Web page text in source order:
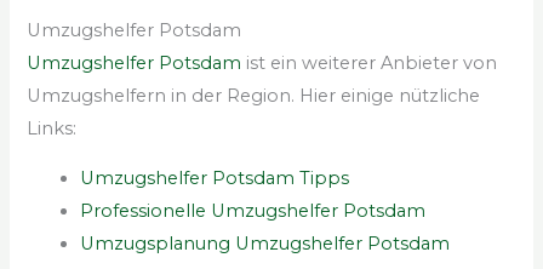
Umzugshelfer Potsdam
Umzugshelfer Potsdam ist ein weiterer Anbieter von
Umzugshelfern in der Region. Hier einige nützliche
Links:
Umzugshelfer Potsdam Tipps
Professionelle Umzugshelfer Potsdam
Umzugsplanung Umzugshelfer Potsdam